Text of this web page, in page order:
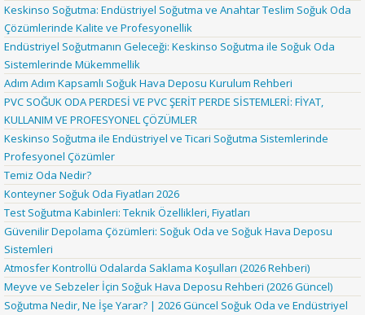
Keskinso Soğutma: Endüstriyel Soğutma ve Anahtar Teslim Soğuk Oda
Çözümlerinde Kalite ve Profesyonellik
Endüstriyel Soğutmanın Geleceği: Keskinso Soğutma ile Soğuk Oda
Sistemlerinde Mükemmellik
Adım Adım Kapsamlı Soğuk Hava Deposu Kurulum Rehberi
PVC SOĞUK ODA PERDESİ VE PVC ŞERİT PERDE SİSTEMLERİ: FİYAT,
KULLANIM VE PROFESYONEL ÇÖZÜMLER
Keskinso Soğutma ile Endüstriyel ve Ticari Soğutma Sistemlerinde
Profesyonel Çözümler
Temiz Oda Nedir?
Konteyner Soğuk Oda Fiyatları 2026
Test Soğutma Kabinleri: Teknik Özellikleri, Fiyatları
Güvenilir Depolama Çözümleri: Soğuk Oda ve Soğuk Hava Deposu
Sistemleri
Atmosfer Kontrollü Odalarda Saklama Koşulları (2026 Rehberi)
Meyve ve Sebzeler İçin Soğuk Hava Deposu Rehberi (2026 Güncel)
Soğutma Nedir, Ne İşe Yarar? | 2026 Güncel Soğuk Oda ve Endüstriyel